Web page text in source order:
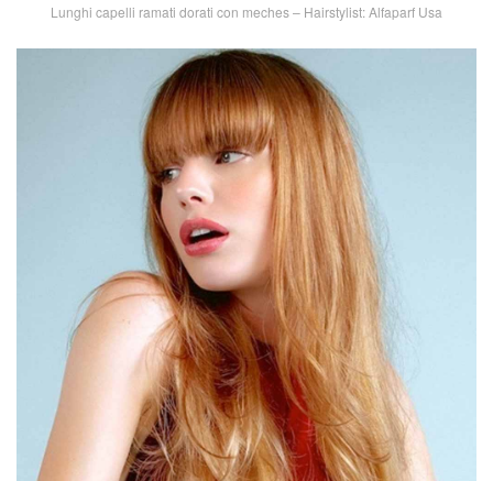
Lunghi capelli ramati dorati con meches – Hairstylist: Alfaparf Usa